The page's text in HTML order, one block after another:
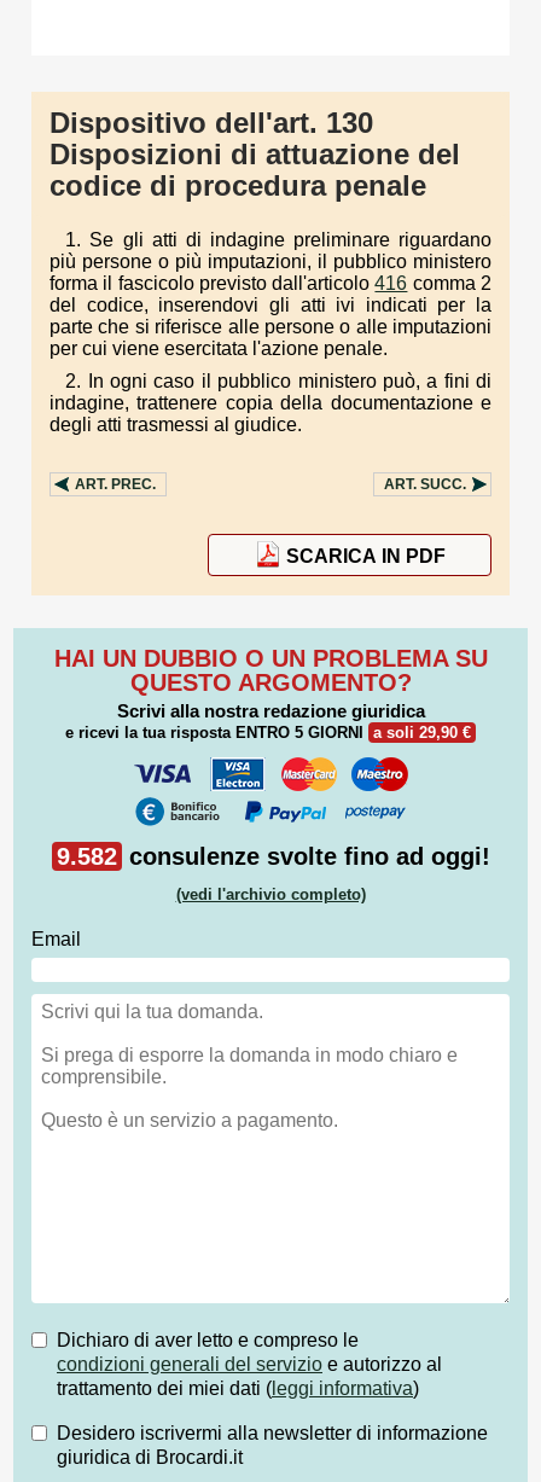
Dispositivo dell'art. 130
Disposizioni di attuazione del
codice di procedura penale
1. Se gli atti di indagine preliminare riguardano
più persone o più imputazioni, il pubblico ministero
forma il fascicolo previsto dall'articolo416 comma 2
del codice, inserendovi gli atti ivi indicati per la
parte che si riferisce alle persone o alle imputazioni
per cui viene esercitata l'azione penale.
2. In ogni caso il pubblico ministero può, a fini di
indagine, trattenere copia della documentazione e
degli atti trasmessi al giudice.
ART. PREC. ART. SUCC.
SCARICA IN PDF
HAI UN DUBBIO O UN PROBLEMA SU
QUESTO ARGOMENTO?
Scrivi alla nostra redazione giuridica
e ricevi la tua risposta ENTRO 5 GIORNI a soli 29,90 €
9.582 consulenze svolte fino ad oggi!
(vedi l'archivio completo)
Email
Dichiaro di aver letto e compreso le
condizioni generali del servizio e autorizzo al
trattamento dei miei dati ( leggi informativa)
Desidero iscrivermi alla newsletter di informazione
giuridica di Brocardi.it